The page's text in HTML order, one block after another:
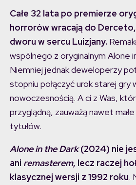
Całe 32 lata po premierze
horrorów wracają do
dworu w sercu Luizjany.
wspólnego z oryginalnym Alone
Niemniej jednak deweloperzy
stopniu połączyć urok starej gry
nowoczesnością. A ci z Was,
przyglądną, zauważą nawet małe
tytułów.
Alone in the Dark(2024) nie
ani remasterem, lecz raczej
klasycznej wersji z 1992 roku.